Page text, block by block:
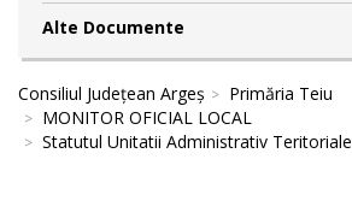
Alte Documente
Consiliul Județean Argeș
Primăria Teiu
MONITOR OFICIAL LOCAL
Statutul Unitatii Administrativ Teritoriale